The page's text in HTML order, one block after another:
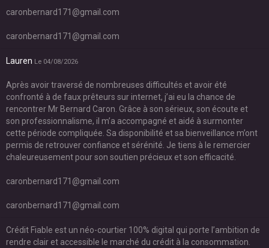
caronbernard171@gmail.com
caronbernard171@gmail.com
Lauren Le 04/08/2026
Après avoir traversé de nombreuses difficultés et avoir été
confronté à de faux prêteurs sur internet, j’ai eu la chance de
rencontrer Mr Bernard Caron. Grâce à son sérieux, son écoute et
son professionnalisme, il m’a accompagné et aidé à surmonter
cette période compliquée. Sa disponibilité et sa bienveillance m’ont
permis de retrouver confiance et sérénité. Je tiens à le remercier
chaleureusement pour son soutien précieux et son efficacité.
caronbernard171@gmail.com
caronbernard171@gmail.com
Crédit Fiable est un néo-courtier 100% digital qui porte l’ambition de
rendre clair et accessible le marché du crédit à la consommation.